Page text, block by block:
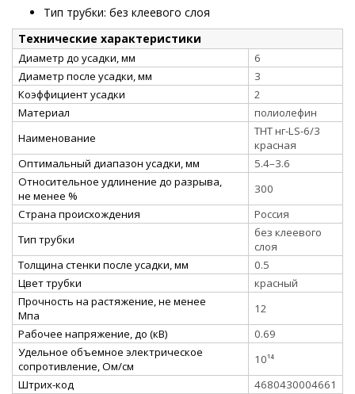
Тип трубки: без клеевого слоя
Технические характеристики
Диаметр до усадки, мм
6
Диаметр после усадки, мм
3
Коэффициент усадки
2
Материал
полиолефин
Наименование
ТНТ нг-LS-6/3
красная
Оптимальный диапазон усадки, мм
5.4–3.6
Относительное удлинение до разрыва,
не менее %
300
Страна происхождения
Россия
Тип трубки
без клеевого
слоя
Толщина стенки после усадки, мм
0.5
Цвет трубки
красный
Прочность на растяжение, не менее
Мпа
12
Рабочее напряжение, до (кВ)
0.69
Удельное объемное электрическое
сопротивление, Ом/см
10¹⁴
Штрих-код
4680430004661